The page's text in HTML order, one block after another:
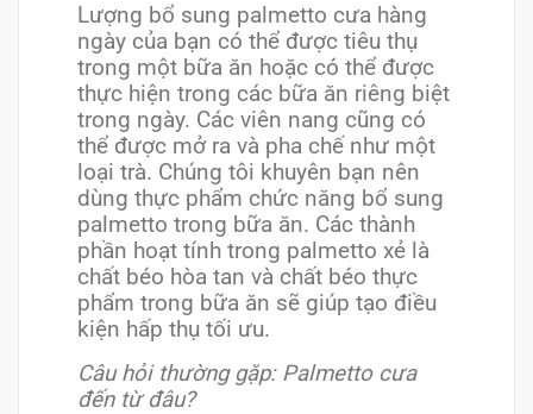
Lượng bổ sung palmetto cưa hàng
ngày của bạn có thể được tiêu thụ
trong một bữa ăn hoặc có thể được
thực hiện trong các bữa ăn riêng biệt
trong ngày. Các viên nang cũng có
thể được mở ra và pha chế như một
loại trà. Chúng tôi khuyên bạn nên
dùng thực phẩm chức năng bổ sung
palmetto trong bữa ăn. Các thành
phần hoạt tính trong palmetto xẻ là
chất béo hòa tan và chất béo thực
phẩm trong bữa ăn sẽ giúp tạo điều
kiện hấp thụ tối ưu.
Câu hỏi thường gặp: Palmetto cưa
đến từ đâu?